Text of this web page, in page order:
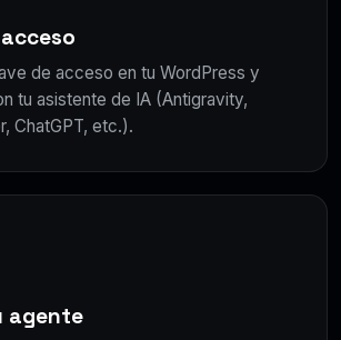
de acceso en tu WordPress y
tu asistente de IA (Antigravity,
ChatGPT, etc.).
agente